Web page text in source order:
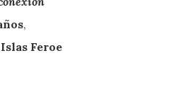
,
Islas Feroe